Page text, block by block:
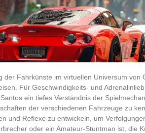
der Fahrkünste im virtuellen Universum von
Für Geschwindigkeits- und
ein tiefes Verständnis der
der verschiedenen Fahrzeuge zu
und Reflexe zu entwickeln, um
oder ein Amateur-Stuntman ist, die